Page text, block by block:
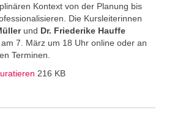
Kontext von der Planung bis
Die Kursleiterinnen
und Dr. Friederike Hauffe
7. März um 18 Uhr online oder an
Terminen.
216 KB